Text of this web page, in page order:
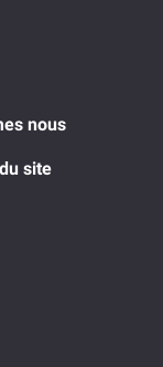
nous
site